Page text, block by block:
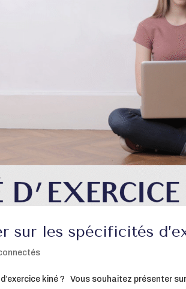
sur les spécificités
kiné ? Vous souhaitez présenter